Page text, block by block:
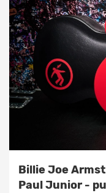
Billie Joe
Paul Junior -